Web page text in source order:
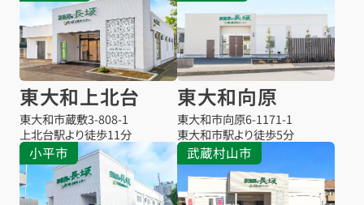
東大和上北台
東大和市蔵敷3-808-1
上北台駅より徒歩11分
東大和向原
東大和市向原6-1171-1
東大和市駅より徒歩5分
小平市 武蔵村山市